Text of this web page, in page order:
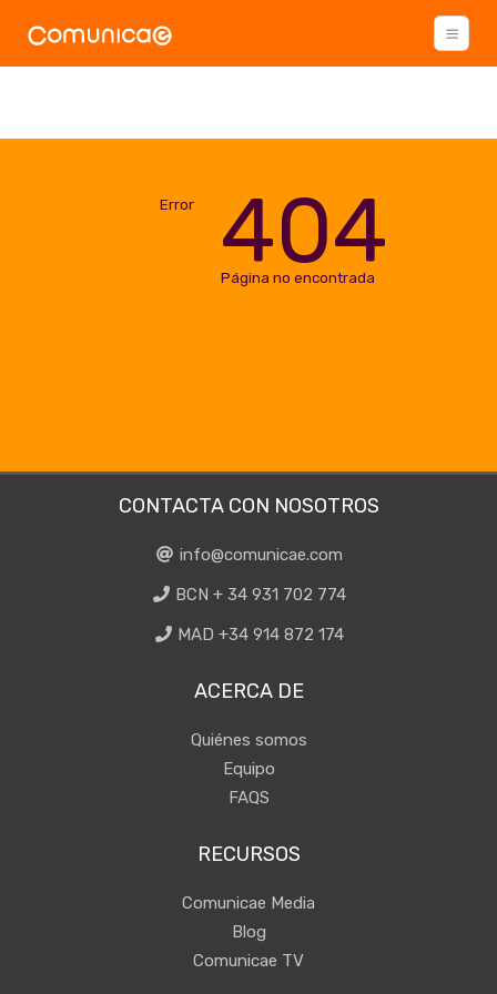
Error 404
Página no encontrada
CONTACTA CON NOSOTROS
info@comunicae.com
BCN + 34 931 702 774
MAD +34 914 872 174
ACERCA DE
Quiénes somos
Equipo
FAQS
RECURSOS
Comunicae Media
Blog
Comunicae TV